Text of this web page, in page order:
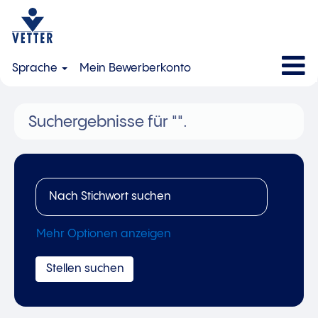
Sprache Mein Bewerberkonto
Suchergebnisse für "".
Mehr Optionen anzeigen